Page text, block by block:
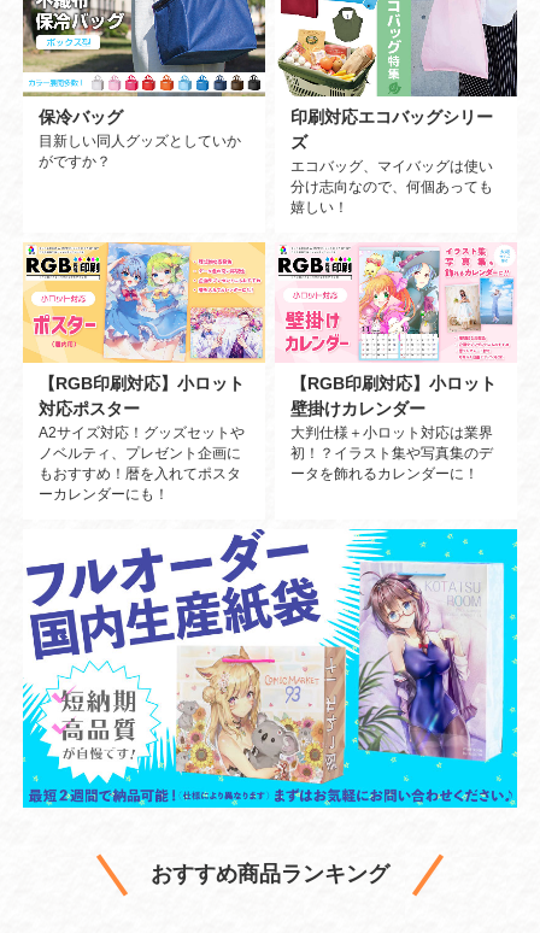
保冷バッグ
目新しい同人グッズとしていか
がですか？
印刷対応エコバッグシリー
ズ
エコバッグ、マイバッグは使い
分け志向なので、何個あっても
嬉しい！
【RGB印刷対応】小ロット
対応ポスター
A2サイズ対応！グッズセットや
ノベルティ、プレゼント企画に
もおすすめ！暦を入れてポスタ
ーカレンダーにも！
【RGB印刷対応】小ロット
壁掛けカレンダー
大判仕様＋小ロット対応は業界
初！？イラスト集や写真集のデ
ータを飾れるカレンダーに！
おすすめ商品ランキング